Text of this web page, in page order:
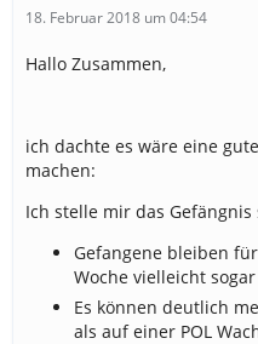
18. Februar 2018 um 04:54
Hallo Zusammen,
ich dachte es wäre eine
machen:
Ich stelle mir das Gefängnis
Gefangene bleiben
Woche vielleicht
Es können deutlich
als auf einer POL